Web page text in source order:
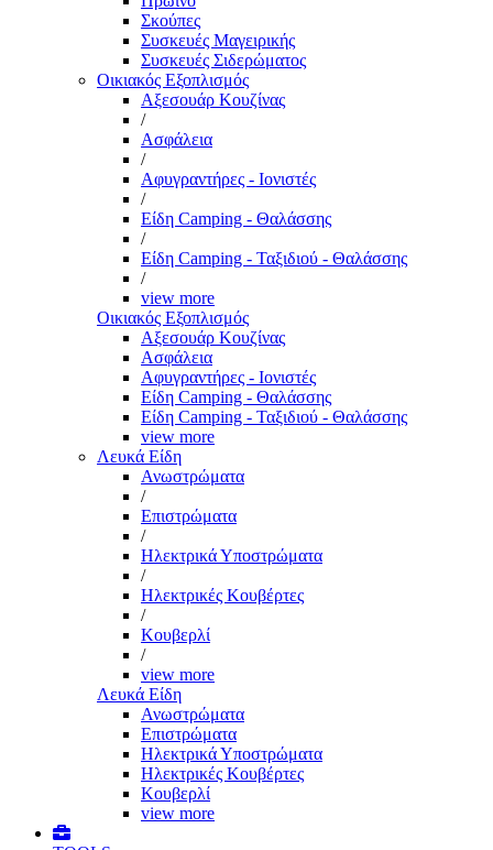
Σκούπες
Συσκευές Μαγειρικής
Συσκευές Σιδερώματος
Οικιακός Εξοπλισμός
Αξεσουάρ Κουζίνας
/
Ασφάλεια
/
Αφυγραντήρες - Ιονιστές
/
Είδη Camping - Θαλάσσης
/
Είδη Camping - Ταξιδιού - Θαλάσσης
/
view more
Οικιακός Εξοπλισμός
Αξεσουάρ Κουζίνας
Ασφάλεια
Αφυγραντήρες - Ιονιστές
Είδη Camping - Θαλάσσης
Είδη Camping - Ταξιδιού - Θαλάσσης
view more
Λευκά Είδη
Ανωστρώματα
/
Επιστρώματα
/
Ηλεκτρικά Υποστρώματα
/
Ηλεκτρικές Κουβέρτες
/
Κουβερλί
/
view more
Λευκά Είδη
Ανωστρώματα
Επιστρώματα
Ηλεκτρικά Υποστρώματα
Ηλεκτρικές Κουβέρτες
Κουβερλί
view more